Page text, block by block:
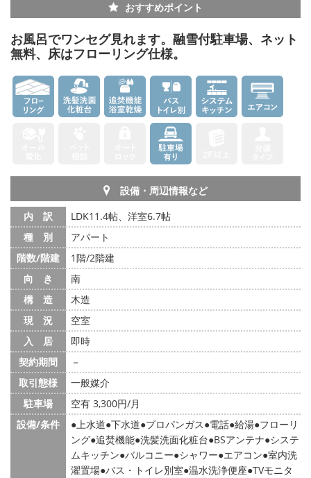
おすすめポイント
お風呂でワンセグ見れます。融雪付駐車場、ネット
無料、床はフローリング仕様。
設備・周辺情報など
内 訳
LDK11.4帖、洋室6.7帖
種 別
アパート
階数/階建
1階/2階建
向 き
南
構 造
木造
現 況
空室
入 居
即時
契約期間
－
取引態様
一般媒介
駐車場
空有 3,300円/月
設備/条件
上水道 下水道 プロパンガス 電話 給湯 フローリ
ング 追焚機能 洗髪洗面化粧台 BSアンテナ システ
ムキッチン バルコニー シャワー エアコン 室内洗
濯置場 バス・トイレ別室 温水洗浄便座 TVモニタ